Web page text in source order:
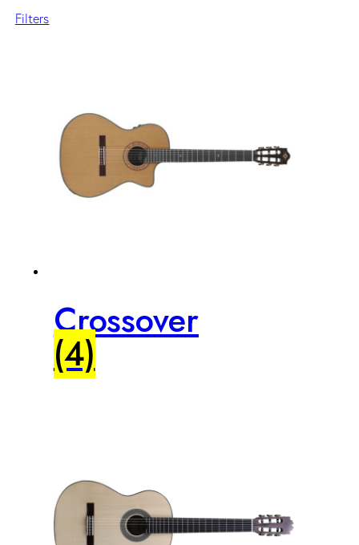
Filters
Crossover
(4)